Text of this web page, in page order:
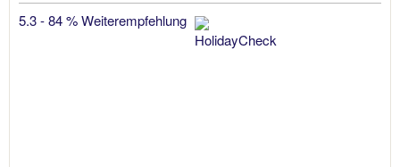
5.3 - 84 % Weiterempfehlung